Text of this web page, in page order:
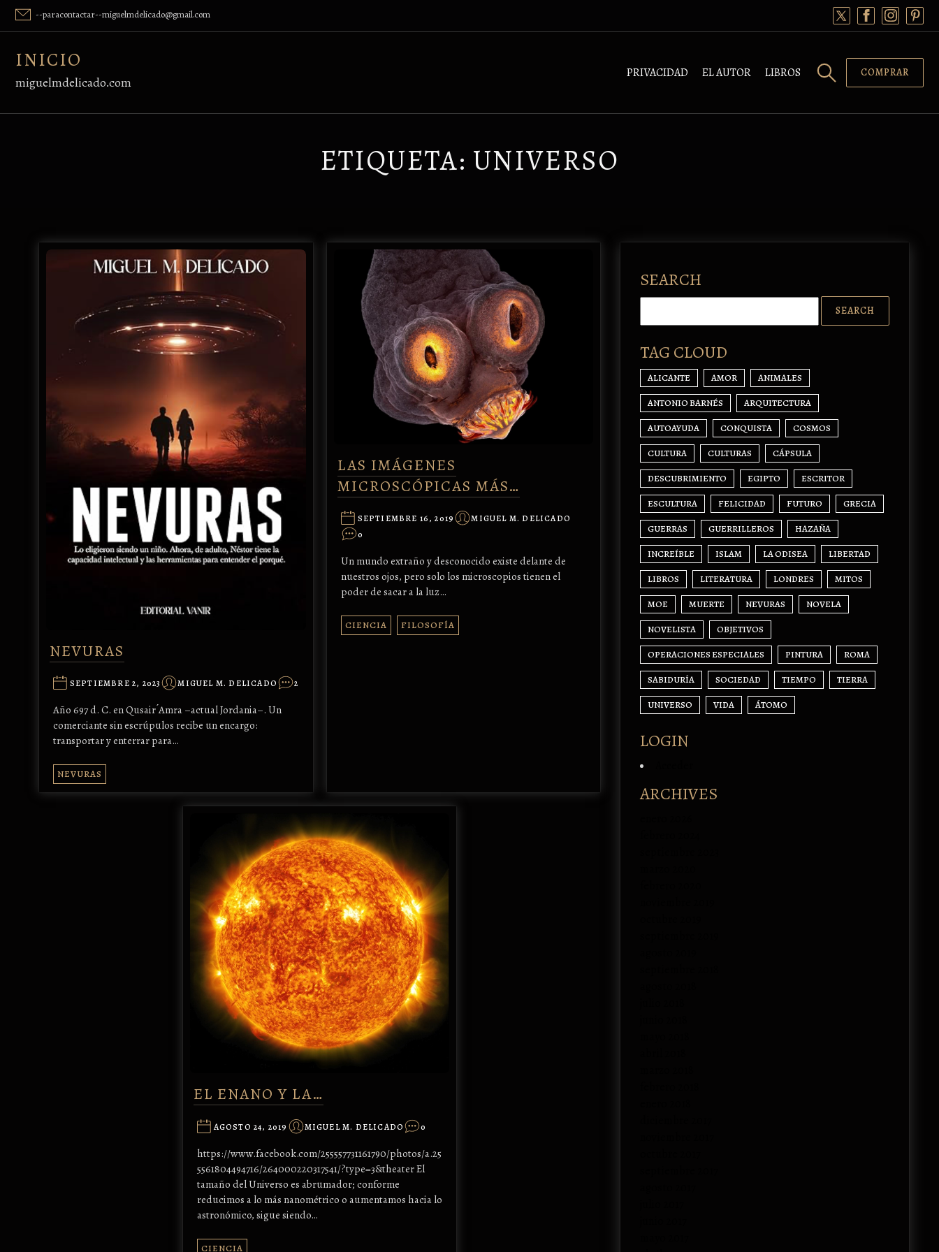
Skip
content
--paracontactar--miguelmdelicado@gmail.com
INICIO
miguelmdelicado.com
PRIVACIDAD EL AUTOR LIBROS COMPRAR
ETIQUETA: UNIVERSO
NEVURAS
SEPTIEMBRE 2, 2023 MIGUEL M. DELICADO 2
Año 697 d. C. en Qusair ́Amra –actual Jordania–. Un
comerciante sin escrúpulos recibe un encargo:
transportar y enterrar para…
NEVURAS
LAS IMÁGENES
MICROSCÓPICAS MÁS…
SEPTIEMBRE 16, 2019
MIGUEL M. DELICADO
0
Un mundo extraño y desconocido existe delante de
nuestros ojos, pero solo los microscopios tienen el
poder de sacar a la luz…
CIENCIA FILOSOFÍA
EL ENANO Y LA…
AGOSTO 24, 2019 MIGUEL M. DELICADO 0
https://www.facebook.com/255557731161790/photos/a.25
5561804494716/264000220317541/?type=3&theater El
tamaño del Universo es abrumador; conforme
reducimos a lo más nanométrico o aumentamos hacia lo
astronómico, sigue siendo…
CIENCIA
SEARCH
TAG CLOUD
ALICANTE AMOR ANIMALES
ANTONIO BARNÉS ARQUITECTURA
AUTOAYUDA CONQUISTA COSMOS
CULTURA CULTURAS CÁPSULA
DESCUBRIMIENTO EGIPTO ESCRITOR
ESCULTURA FELICIDAD FUTURO GRECIA
GUERRAS GUERRILLEROS HAZAÑA
INCREÍBLE ISLAM LA ODISEA LIBERTAD
LIBROS LITERATURA LONDRES MITOS
MOE MUERTE NEVURAS NOVELA
NOVELISTA OBJETIVOS
OPERACIONES ESPECIALES PINTURA ROMA
SABIDURÍA SOCIEDAD TIEMPO TIERRA
UNIVERSO VIDA ÁTOMO
LOGIN
ARCHIVES